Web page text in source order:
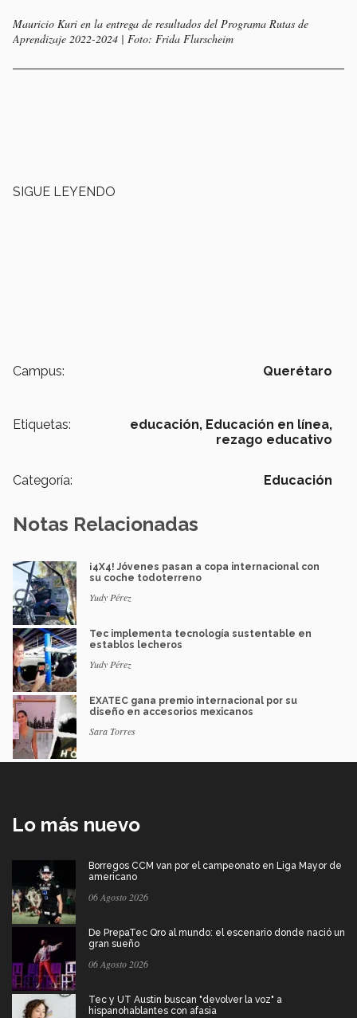
Mauricio Kuri en la entrega de resultados del Programa Rutas de
Aprendizaje 2022-2024 | Foto: Frida Flurscheim
SIGUE LEYENDO
Campus: Querétaro
Etiquetas: educación, Educación en línea,
rezago educativo
Categoría: Educación
Notas Relacionadas
¡4X4! Jóvenes pasan a copa internacional con
su coche todoterreno
Yudy Pérez
Tec implementa tecnología sustentable en
establos lecheros
Yudy Pérez
EXATEC gana premio internacional por su
diseño en accesorios mexicanos
Sara Torres
Lo más nuevo
Borregos CCM van por el campeonato en Liga Mayor de
americano
06 Agosto 2026
De PrepaTec Qro al mundo: el escenario donde nació un
gran sueño
06 Agosto 2026
Tec y UT Austin buscan "devolver la voz" a
hispanohablantes con afasia